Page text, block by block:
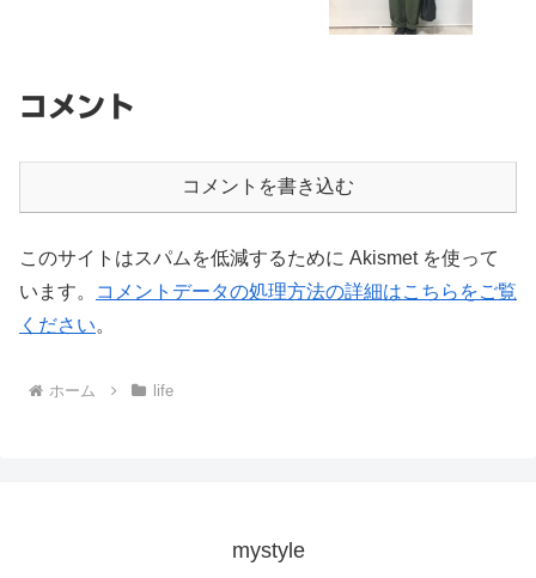
コメント
コメントを書き込む
このサイトはスパムを低減するために Akismet を使って
います。
コメントデータの処理方法の詳細はこちらをご覧
ください。
ホーム life
mystyle